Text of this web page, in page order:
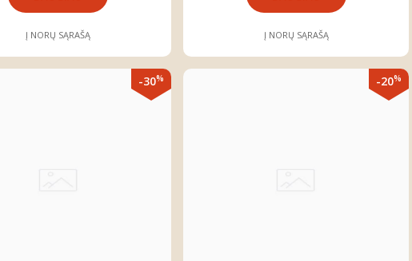
Į NORŲ SĄRAŠĄ Į NORŲ SĄRAŠĄ
-30% -20%